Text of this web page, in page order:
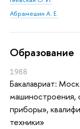
Абрамешин А. Е.
Oбразование
1988
Бакалавриат:
машиностроения,
приборы»,
техники»